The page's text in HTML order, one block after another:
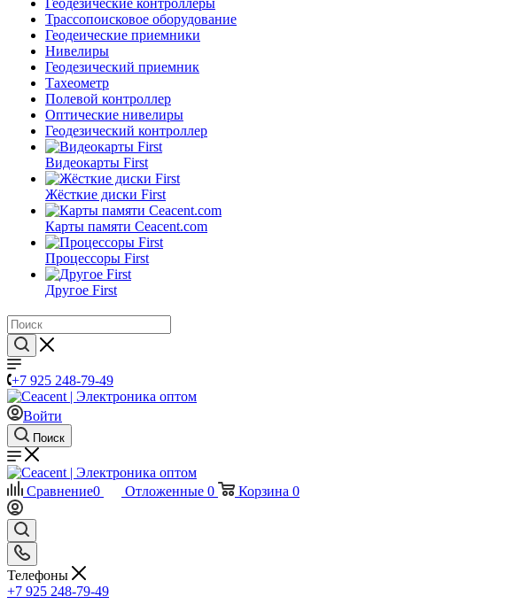
Геодезические контроллеры
Трассопоисковое оборудование
Геодеические приемники
Нивелиры
Геодезический приемник
Тахеометр
Полевой контроллер
Оптические нивелиры
Геодезический контроллер
Видеокарты First
Жёсткие диски First
Карты памяти Ceacent.com
Процессоры First
Другое First
+7 925 248-79-49
Войти
Поиск
Сравнение0 Отложенные 0 Корзина 0
Телефоны
+7 925 248-79-49